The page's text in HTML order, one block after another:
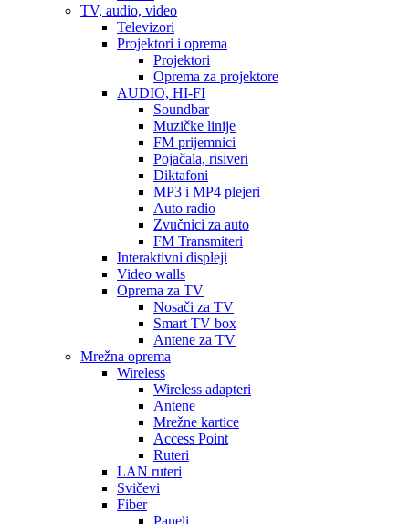
TV, audio, video
Televizori
Projektori i oprema
Projektori
Oprema za projektore
AUDIO, HI-FI
Soundbar
Muzičke linije
FM prijemnici
Pojačala, risiveri
Diktafoni
MP3 i MP4 plejeri
Auto radio
Zvučnici za auto
FM Transmiteri
Interaktivni displeji
Video walls
Oprema za TV
Nosači za TV
Smart TV box
Antene za TV
Mrežna oprema
Wireless
Wireless adapteri
Antene
Mrežne kartice
Access Point
Ruteri
LAN ruteri
Svičevi
Fiber
Paneli